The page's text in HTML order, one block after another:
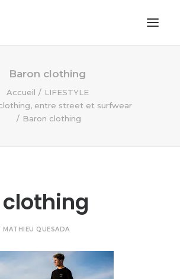
Baron clothing
Accueil
LIFESTYLE
entre street et surfwear
Baron clothing
MATHIEU QUESADA